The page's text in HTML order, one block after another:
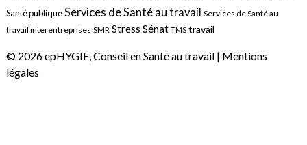
Santé publiqueServices de Santé au travail Services de Santé au
travail interentreprises SMR Stress Sénat TMS travail
© 2026 epHYGIE, Conseil en Santé au travail | Mentions
légales